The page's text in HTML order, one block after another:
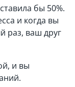
бы 50%.
и когда вы
раз, ваш друг
и вы